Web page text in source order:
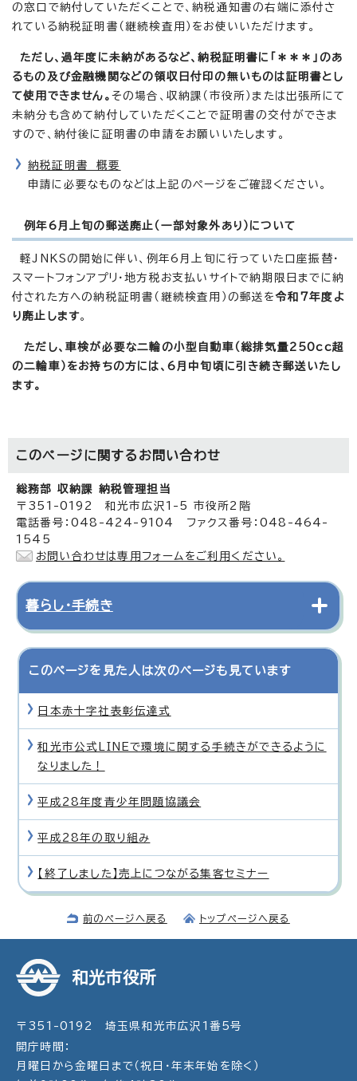
の窓口で納付していただくことで、納税通知書の右端に添付さ
れている納税証明書（継続検査用）をお使いいただけます。
ただし、過年度に未納があるなど、納税証明書に「＊＊＊」のあ
るもの及び金融機関などの領収日付印の無いものは証明書とし
て使用できません。 その場合、収納課（市役所）または出張所にて
未納分も含めて納付していただくことで証明書の交付ができま
すので、納付後に証明書の申請をお願いいたします。
納税証明書 概要
申請に必要なものなどは上記のページをご確認ください。
例年6月上旬の郵送廃止（一部対象外あり）について
軽JNKSの開始に伴い、例年6月上旬に行っていた口座振替・
スマートフォンアプリ・地方税お支払いサイトで納期限日までに納
付された方への納税証明書（継続検査用）の郵送を令和7年度よ
り廃止します。
ただし、車検が必要な二輪の小型自動車（総排気量250cc超
の二輪車）をお持ちの方には、6月中旬頃に引き続き郵送いたし
ます。
このページに関する お問い合わせ
総務部 収納課 納税管理担当
〒351-0192 和光市広沢1-5 市役所2階
電話番号：048-424-9104 ファクス番号：048-464-
1545
お問い合わせは専用フォームをご利用ください。
暮らし・手続き
このページを見た人は次のページも見ています
日本赤十字社表彰伝達式
和光市公式LINEで環境に関する手続きができるように
なりました！
平成28年度青少年問題協議会
平成28年の取り組み
【終了しました】売上につながる集客セミナー
前のページへ戻る トップページへ戻る
和光市役所
〒351-0192 埼玉県和光市広沢1番5号
開庁時間：
月曜日から金曜日まで（祝日・年末年始を除く）